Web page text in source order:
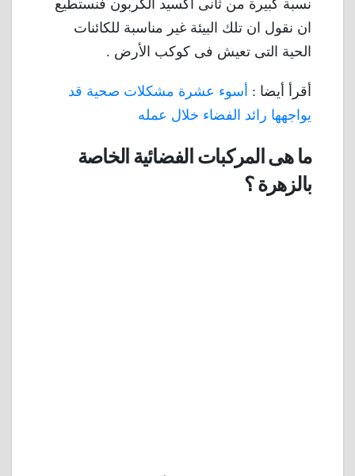
نسبة كبيرة من ثانى اكسيد الكربون فنستطيع
ان نقول ان تلك البيئة غير مناسبة للكائنات
الحية التى تعيش فى كوكب الأرض .
أقرأ أيضا : أسوء عشرة مشكلات صحية قد
يواجهها رائد الفضاء خلال عمله
ما هى المركبات الفضائية الخاصة
بالزهرة ؟